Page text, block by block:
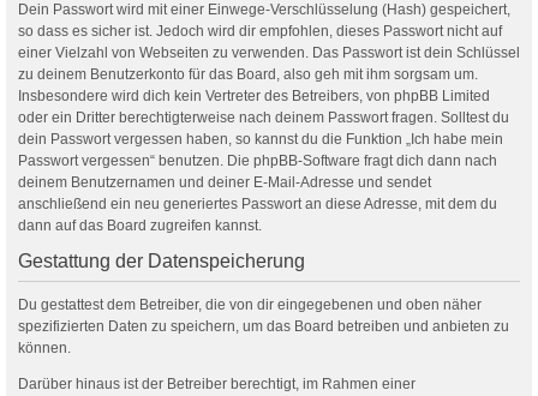
Dein Passwort wird mit einer Einwege-Verschlüsselung (Hash) gespeichert,
so dass es sicher ist. Jedoch wird dir empfohlen, dieses Passwort nicht auf
einer Vielzahl von Webseiten zu verwenden. Das Passwort ist dein Schlüssel
zu deinem Benutzerkonto für das Board, also geh mit ihm sorgsam um.
Insbesondere wird dich kein Vertreter des Betreibers, von phpBB Limited
oder ein Dritter berechtigterweise nach deinem Passwort fragen. Solltest du
dein Passwort vergessen haben, so kannst du die Funktion „Ich habe mein
Passwort vergessen“ benutzen. Die phpBB-Software fragt dich dann nach
deinem Benutzernamen und deiner E-Mail-Adresse und sendet
anschließend ein neu generiertes Passwort an diese Adresse, mit dem du
dann auf das Board zugreifen kannst.
Gestattung der Datenspeicherung
Du gestattest dem Betreiber, die von dir eingegebenen und oben näher
spezifizierten Daten zu speichern, um das Board betreiben und anbieten zu
können.
Darüber hinaus ist der Betreiber berechtigt, im Rahmen einer